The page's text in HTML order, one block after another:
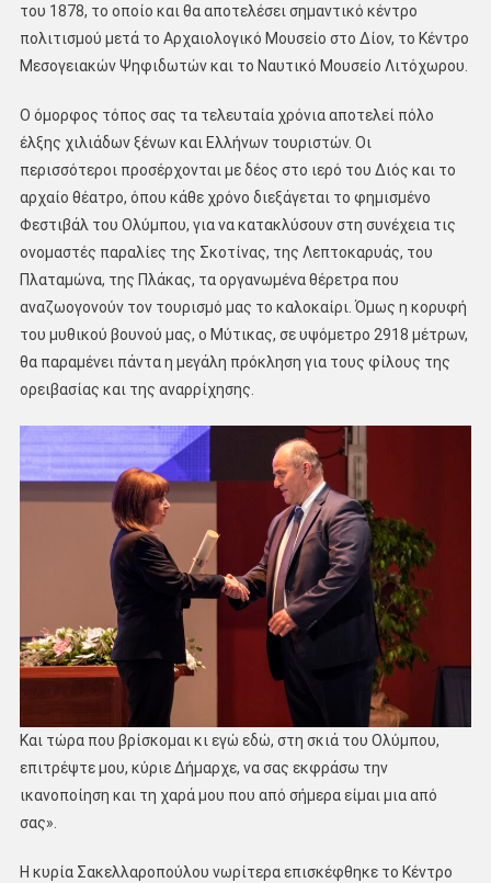
του 1878, το οποίο και θα αποτελέσει σημαντικό κέντρο
πολιτισμού μετά το Αρχαιολογικό Μουσείο στο Δίον, το Κέντρο
Μεσογειακών Ψηφιδωτών και το Ναυτικό Μουσείο Λιτόχωρου.
Ο όμορφος τόπος σας τα τελευταία χρόνια αποτελεί πόλο
έλξης χιλιάδων ξένων και Ελλήνων τουριστών. Οι
περισσότεροι προσέρχονται με δέος στο ιερό του Διός και το
αρχαίο θέατρο, όπου κάθε χρόνο διεξάγεται το φημισμένο
Φεστιβάλ του Ολύμπου, για να κατακλύσουν στη συνέχεια τις
ονομαστές παραλίες της Σκοτίνας, της Λεπτοκαρυάς, του
Πλαταμώνα, της Πλάκας, τα οργανωμένα θέρετρα που
αναζωογονούν τον τουρισμό μας το καλοκαίρι. Όμως η κορυφή
του μυθικού βουνού μας, ο Μύτικας, σε υψόμετρο 2918 μέτρων,
θα παραμένει πάντα η μεγάλη πρόκληση για τους φίλους της
ορειβασίας και της αναρρίχησης.
Και τώρα που βρίσκομαι κι εγώ εδώ, στη σκιά του Ολύμπου,
επιτρέψτε μου, κύριε Δήμαρχε, να σας εκφράσω την
ικανοποίηση και τη χαρά μου που από σήμερα είμαι μια από
σας».
Η κυρία Σακελλαροπούλου νωρίτερα επισκέφθηκε το Κέντρο